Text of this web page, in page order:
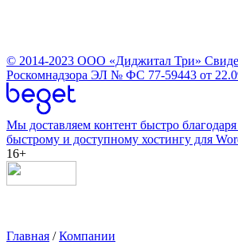
© 2014-2023 ООО «Диджитал Три»
Роскомнадзора ЭЛ № ФС 77-59443 от
Мы доставляем контент быстро
быстрому и доступному хостингу для
16+
Главная /Компании